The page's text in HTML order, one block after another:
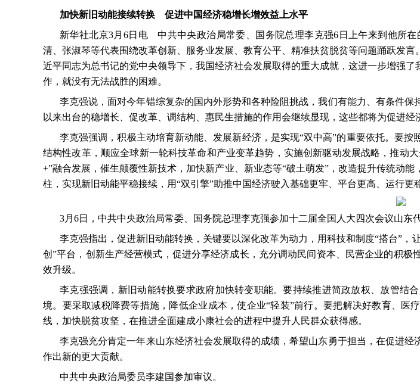
加快新旧动能接续转换 促进中国经济稳增长增效益上水平
新华社北京3月 6日电 中共中央政治局常委、国务院总理李克强6 日上午来到他所
清、张淑琴等代表围绕改革创新、服务业发展、教育公平、精准扶贫脱贫等问题踊跃发
近平同志为总书记的党中央领导下，我国经济社会发展取得的重大成就，这进一步增强
作，就没有无法战胜的困难。
李克强说，面对今年错综复杂的国内外形势和各种险阻挑战，我们有能力、有条件
以来出台的稳增长、促改革、调结构、惠民生措施的作用会继续显现，这些都将为促进经
李克强强调，积极主动培育新动能、发展新经济，是实现“双中高”的重要依托。要
结构性改革，顺应全球新一轮科技革命和产业变革趋势，实施创新驱动发展战略，推动
+”融合发展，催生颠覆性新技术，加快新产业、新业态等“破土萌发”，改造提升传统动
柱，实现新旧动能平稳接续，用“双引擎”助推中国经济驶入基础更牢、平台更高、运行更
3月 6日，中共中央政治局常委、国务院总理李克强参加十二届全国人大四次会议山东
李克强指出，促进新旧动能转换，关键要以深化改革为动力，用科技和制度“搭台”
创”平台，创新生产经营模式，促进分享经济成长，充分调动民间资本、民营企业的积
效升级。
李克强强调，新旧动能转换要求政府加快转变职能。要持续推进简政放权、放管结
境。要采取减税降费等措施，降低企业成本，使企业“轻装”前行。要把解决好教育、
线，加快脱贫攻坚，在推进全面建成小康社会的进程中提升人民群众获得感。
李克强充分肯定一年来山东经济社会发展取得的成绩，希望山东勇于担当，在促进
作出新的更大贡献。
中共中央政治局委员李建国参加审议。